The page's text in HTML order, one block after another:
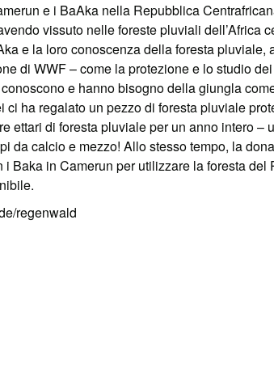
e i BaAka nella Repubblica
vissuto nelle foreste pluviali dell’Africa
e la loro conoscenza della foresta pluviale,
di WWF – come la protezione e lo studio
e hanno bisogno della giungla
ci ha regalato un pezzo di foresta pluviale
ettari di foresta pluviale per un anno intero –
da calcio e mezzo! Allo stesso tempo, la
i Baka in Camerun per utilizzare la foresta
regenwald